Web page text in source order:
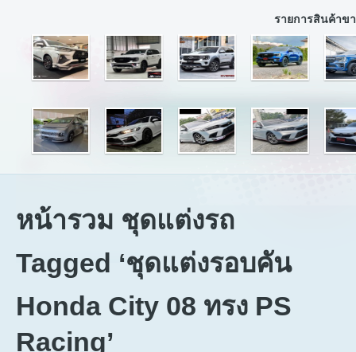
รายการสินค้าข
หน้ารวม ชุดแต่งรถ
Tagged ‘ชุดแต่งรอบคัน
Honda City 08 ทรง PS
Racing’